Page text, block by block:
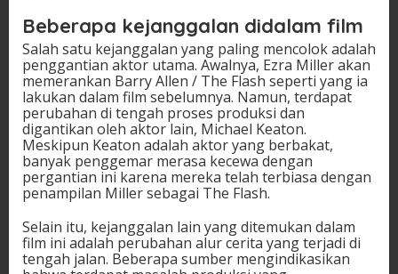
Beberapa kejanggalan didalam film
Salah satu kejanggalan yang paling mencolok adalah
penggantian aktor utama. Awalnya, Ezra Miller akan
memerankan Barry Allen / The Flash seperti yang ia
lakukan dalam film sebelumnya. Namun, terdapat
perubahan di tengah proses produksi dan
digantikan oleh aktor lain, Michael Keaton.
Meskipun Keaton adalah aktor yang berbakat,
banyak penggemar merasa kecewa dengan
pergantian ini karena mereka telah terbiasa dengan
penampilan Miller sebagai The Flash.
Selain itu, kejanggalan lain yang ditemukan dalam
film ini adalah perubahan alur cerita yang terjadi di
tengah jalan. Beberapa sumber mengindikasikan